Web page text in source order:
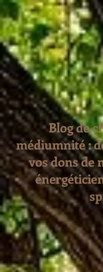
Blog de
médiumnité :
vos dons de